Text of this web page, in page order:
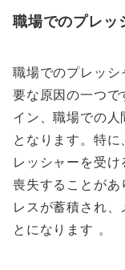
職場でのプレッ
職場でのプレッ
要な原因の一つで
イン、職場での
となります。特
レッシャーを受
喪失することがあ
レスが蓄積され
とになります 。